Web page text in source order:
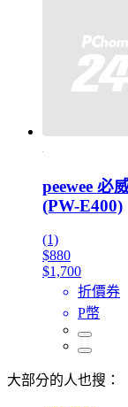
peewee 必
(PW-E400)
(1)
$880
$1,700
折價券
P幣
大部分的人也搜：